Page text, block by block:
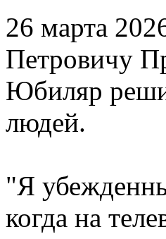
26 марта
Петровичу
Юбиляр
людей.
"Я
когда на